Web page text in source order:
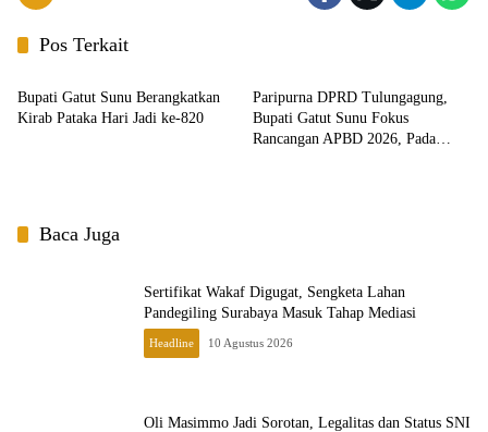
Pos Terkait
Headline
Bupati Gatut Sunu Berangkatkan
Kirab Pataka Hari Jadi ke-820
Paripurna DPRD Tulungagung,
Bupati Gatut Sunu Fokus
Rancangan APBD 2026, Pada
Baca Juga
Sertifikat Wakaf Digugat, Sengketa Lahan
Pandegiling Surabaya Masuk Tahap Mediasi
Headline 10 Agustus 2026
Oli Masimmo Jadi Sorotan, Legalitas dan Status SNI